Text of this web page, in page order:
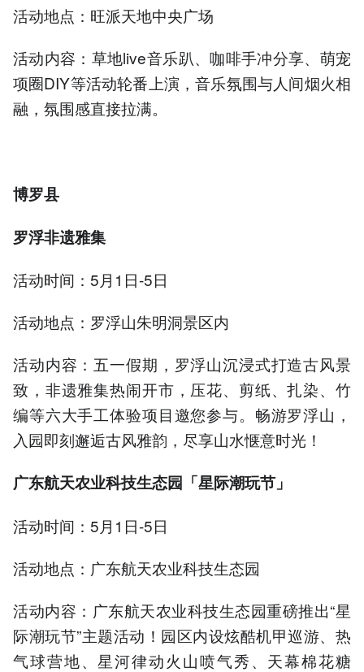
活动地点：旺派天地中央广场
活动内容：草地live音乐趴、咖啡手冲分享、萌宠
项圈DIY等活动轮番上演，音乐氛围与人间烟火相
融，氛围感直接拉满。
博罗县
罗浮非遗雅集
活动时间：5月1日-5日
活动地点：罗浮山朱明洞景区内
活动内容：五一假期，罗浮山沉浸式打造古风景
致，非遗雅集热闹开市，压花、剪纸、扎染、竹
编等六大手工体验项目邀您参与。畅游罗浮山，
入园即刻邂逅古风雅韵，尽享山水惬意时光！
广东航天农业科技生态园「星际潮玩节」
活动时间：5月1日-5日
活动地点：广东航天农业科技生态园
活动内容：广东航天农业科技生态园重磅推出“星
际潮玩节”主题活动！园区内设炫酷机甲巡游、热
气球营地、星河律动火山喷气秀、天幕棉花糖